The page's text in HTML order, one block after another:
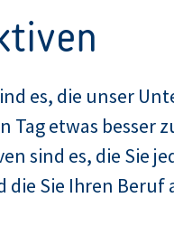
es, die unser
Tag etwas besser
sind es, die Sie
die Sie Ihren Beruf